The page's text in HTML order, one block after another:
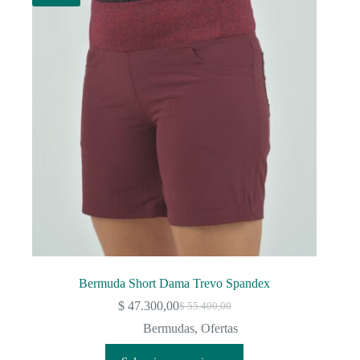
opciones
elegir
Bermuda Short Dama Trevo Spandex
$55.400,00
El
precio
original
$47.300,00El
precio
actual
Bermudas,Ofertas